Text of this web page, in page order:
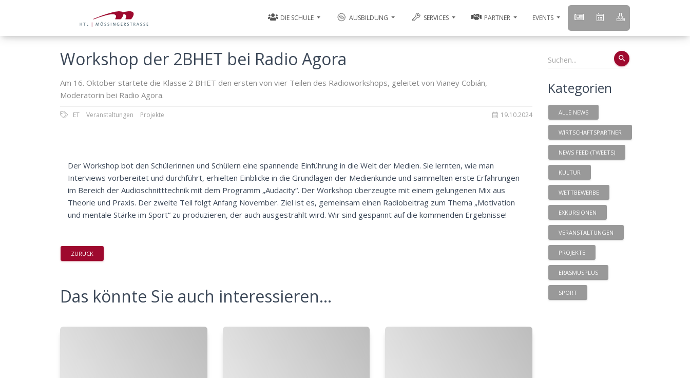
DIE SCHULE AUSBILDUNG SERVICES PARTNER EVENTS
Workshop der 2BHET bei Radio Agora
Am 16. Oktober startete die Klasse 2 BHET den ersten von vier Teilen des Radioworkshops, geleitet von Vianey Cobián,
Moderatorin bei Radio Agora.
19.10.2024
ET Veranstaltungen Projekte
Der Workshop bot den Schülerinnen und Schülern eine spannende Einführung in die Welt der Medien. Sie lernten, wie man
Interviews vorbereitet und durchführt, erhielten Einblicke in die Grundlagen der Medienkunde und sammelten erste Erfahrungen
im Bereich der Audioschnitttechnik mit dem Programm „Audacity“. Der Workshop überzeugte mit einem gelungenen Mix aus
Theorie und Praxis. Der zweite Teil folgt Anfang November. Ziel ist es, gemeinsam einen Radiobeitrag zum Thema „Motivation
und mentale Stärke im Sport“ zu produzieren, der auch ausgestrahlt wird. Wir sind gespannt auf die kommenden Ergebnisse!
ZURÜCK
Das könnte Sie auch interessieren...
search
Kategorien
ALLE NEWS
WIRTSCHAFTSPARTNER
NEWS FEED (TWEETS)
KULTUR
WETTBEWERBE
EXKURSIONEN
VERANSTALTUNGEN
PROJEKTE
ERASMUSPLUS
SPORT